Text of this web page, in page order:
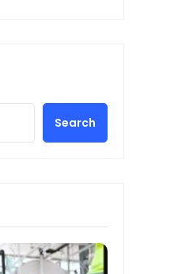
Search